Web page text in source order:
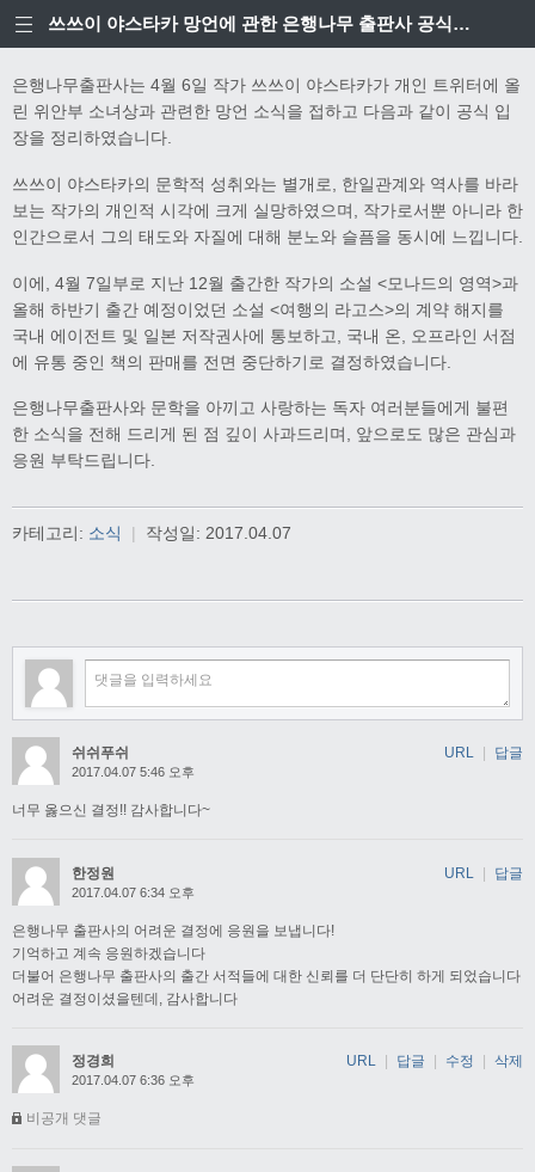
쓰쓰이 야스타카 망언에 관한 은행나무 출판사 공식입장
은행나무출판사는 4월 6일 작가 쓰쓰이 야스타카가 개인 트위터에 올
린 위안부 소녀상과 관련한 망언 소식을 접하고 다음과 같이 공식 입
장을 정리하였습니다.
쓰쓰이 야스타카의 문학적 성취와는 별개로, 한일관계와 역사를 바라
보는 작가의 개인적 시각에 크게 실망하였으며, 작가로서뿐 아니라 한
인간으로서 그의 태도와 자질에 대해 분노와 슬픔을 동시에 느낍니다.
이에, 4월 7일부로 지난 12월 출간한 작가의 소설 <모나드의 영역>과
올해 하반기 출간 예정이었던 소설 <여행의 라고스>의 계약 해지를
국내 에이전트 및 일본 저작권사에 통보하고, 국내 온, 오프라인 서점
에 유통 중인 책의 판매를 전면 중단하기로 결정하였습니다.
은행나무출판사와 문학을 아끼고 사랑하는 독자 여러분들에게 불편
한 소식을 전해 드리게 된 점 깊이 사과드리며, 앞으로도 많은 관심과
응원 부탁드립니다.
카테고리: 소식 | 작성일: 2017.04.07
쉬쉬푸쉬
2017.04.07 5:46 오후
너무 옳으신 결정!! 감사합니다~
URL | 답글
한정원
2017.04.07 6:34 오후
은행나무 출판사의 어려운 결정에 응원을 보냅니다!
기억하고 계속 응원하겠습니다
더불어 은행나무 출판사의 출간 서적들에 대한 신뢰를 더 단단히 하게 되었습니다
어려운 결정이셨을텐데, 감사합니다
URL | 답글
정경희
2017.04.07 6:36 오후
비공개 댓글
URL 답글 수정 삭제